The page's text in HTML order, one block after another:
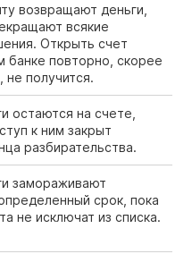
возвращают деньги,
всякие
Открыть счет
банке повторно, скорее
не получится.
остаются на счете,
к ним закрыт
разбирательства.
замораживают
срок, пока
не исключат из списка.